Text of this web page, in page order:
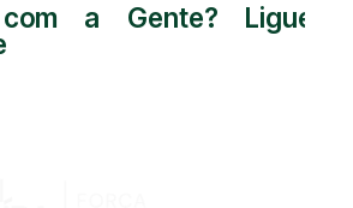
a Gente? Ligue